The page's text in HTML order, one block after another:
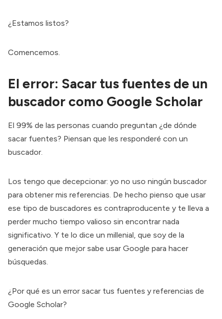
¿Estamos listos?
Comencemos.
El error: Sacar tus fuentes de un
buscador como Google Scholar
El 99% de las personas cuando preguntan ¿de dónde
sacar fuentes? Piensan que les responderé con un
buscador.
Los tengo que decepcionar: yo no uso ningún buscador
para obtener mis referencias. De hecho pienso que usar
ese tipo de buscadores es contraproducente y te lleva a
perder mucho tiempo valioso sin encontrar nada
significativo. Y te lo dice un millenial, que soy de la
generación que mejor sabe usar Google para hacer
búsquedas.
¿Por qué es un error sacar tus fuentes y referencias de
Google Scholar?